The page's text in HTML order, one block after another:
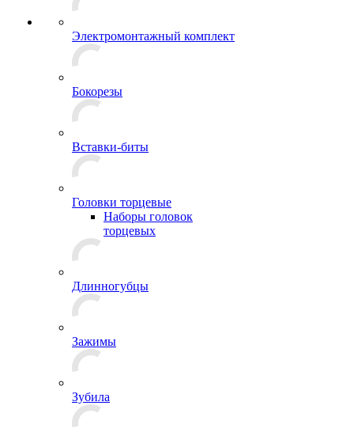
Электромонтажный комплект
Бокорезы
Вставки-биты
Головки торцевые
Наборы головок
торцевых
Длинногубцы
Зажимы
Зубила